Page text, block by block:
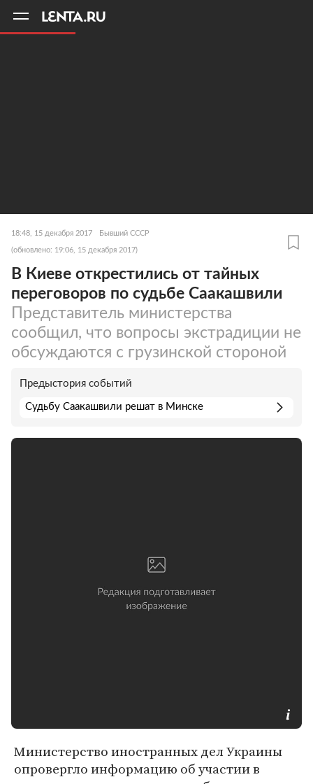
18:48, 15 декабря 2017 Бывший СССР
(обновлено: 19:06, 15 декабря 2017)
В Киеве открестились от тайных
переговоров по судьбе Саакашвили
Представитель министерства
сообщил, что вопросы экстрадиции не
обсуждаются с грузинской стороной
Предыстория событий
Судьбу Саакашвили решат в Минске
Министерство иностранных дел Украины
опровергло информацию об участии в